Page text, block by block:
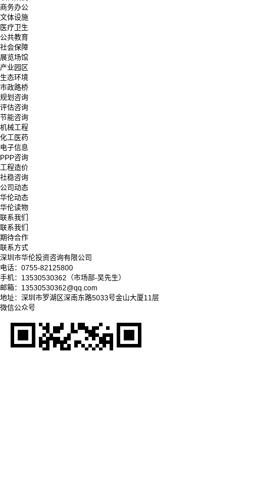
商务办公
文体设施
医疗卫生
公共教育
社会保障
展览场馆
产业园区
生态环境
市政路桥
规划咨询
评估咨询
节能咨询
机械工程
化工医药
电子信息
PPP咨询
工程造价
社稳咨询
公司动态
华伦动态
华伦读物
联系我们
联系我们
期待合作
联系方式
深圳市华伦投资咨询有限公司
电话：0755-82125800
手机：13530530362（市场部-吴先生）
邮箱：13530530362@qq.com
地址：深圳市罗湖区深南东路5033号金山大厦11层
微信公众号